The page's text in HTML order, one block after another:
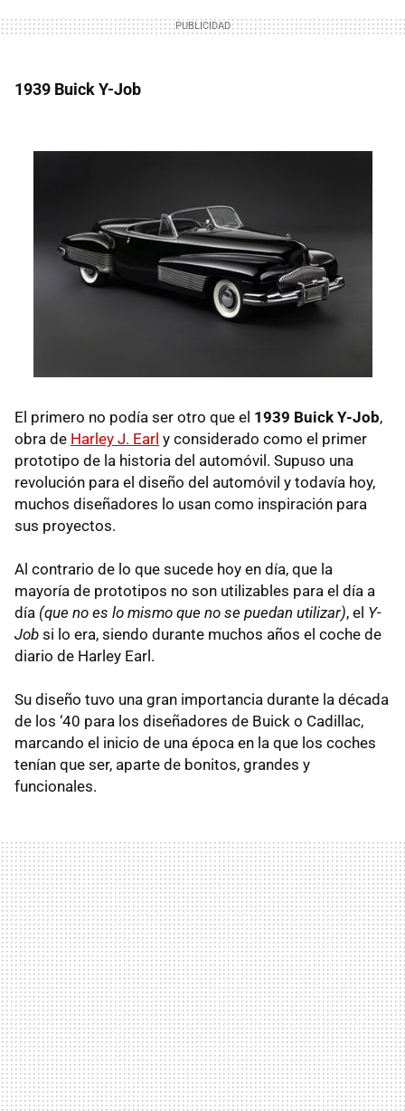
1939 Buick Y-Job
El primero no podía ser otro que el 1939 Buick Y-Job,
obra de Harley J. Earl y considerado como el primer
prototipo de la historia del automóvil. Supuso una
revolución para el diseño del automóvil y todavía hoy,
muchos diseñadores lo usan como inspiración para
sus proyectos.
Al contrario de lo que sucede hoy en día, que la
mayoría de prototipos no son utilizables para el día a
día (que no es lo mismo que no se puedan utilizar), el Y-
Job si lo era, siendo durante muchos años el coche de
diario de Harley Earl.
Su diseño tuvo una gran importancia durante la década
de los ‘40 para los diseñadores de Buick o Cadillac,
marcando el inicio de una época en la que los coches
tenían que ser, aparte de bonitos, grandes y
funcionales.